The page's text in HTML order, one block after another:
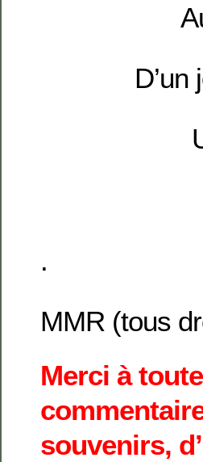
.
MMR (tous
Merci à
souvenirs,